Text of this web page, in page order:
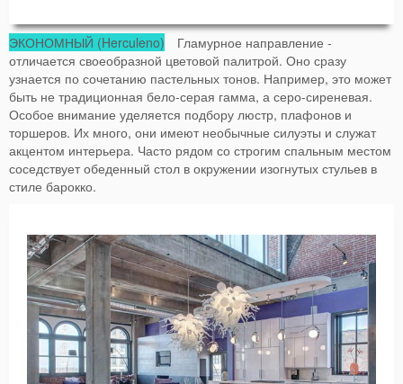
ЭКОНОМНЫЙ (Herculeno) Гламурное направление -
отличается своеобразной цветовой палитрой. Оно сразу
узнается по сочетанию пастельных тонов. Например, это может
быть не традиционная бело-серая гамма, а серо-сиреневая.
Особое внимание уделяется подбору люстр, плафонов и
торшеров. Их много, они имеют необычные силуэты и служат
акцентом интерьера. Часто рядом со строгим спальным местом
соседствует обеденный стол в окружении изогнутых стульев в
стиле барокко.